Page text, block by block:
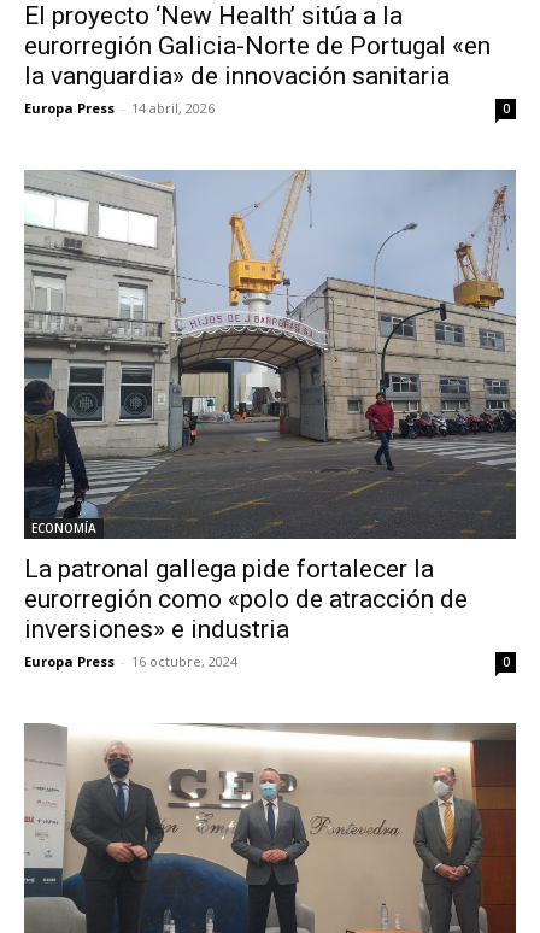
El proyecto ‘New Health’ sitúa a la
eurorregión Galicia-Norte de Portugal «en
la vanguardia» de innovación sanitaria
Europa Press - 14 abril, 2026 0
ECONOMÍA
La patronal gallega pide fortalecer la
eurorregión como «polo de atracción de
inversiones» e industria
Europa Press - 16 octubre, 2024 0